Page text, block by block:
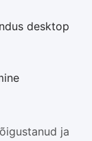
desktop
ja